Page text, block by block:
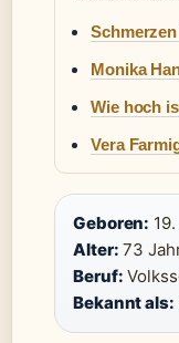
Monika
Wie hoch
Vera
Geboren:
Alter: 73
Beruf:
Bekannt als: